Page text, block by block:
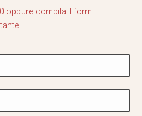
oppure compila il form